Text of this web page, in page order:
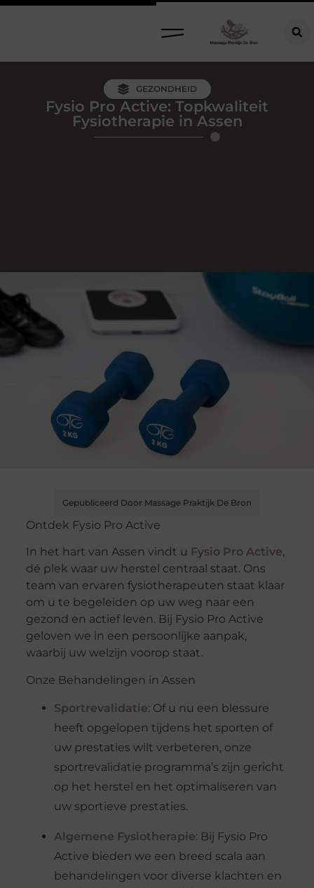
GEZONDHEID
Fysio Pro Active: Topkwaliteit
Fysiotherapie in Assen
Gepubliceerd Door Massage Praktijk De Bron
Ontdek Fysio Pro Active
In het hart van Assen vindt u Fysio Pro Active,
dé plek waar uw herstel centraal staat. Ons
team van ervaren fysiotherapeuten staat klaar
om u te begeleiden op uw weg naar een
gezond en actief leven. Bij Fysio Pro Active
geloven we in een persoonlijke aanpak,
waarbij uw welzijn voorop staat.
Onze Behandelingen in Assen
Sportrevalidatie: Of u nu een blessure
heeft opgelopen tijdens het sporten of
uw prestaties wilt verbeteren, onze
sportrevalidatie programma’s zijn gericht
op het herstel en het optimaliseren van
uw sportieve prestaties.
Algemene Fysiotherapie: Bij Fysio Pro
Active bieden we een breed scala aan
behandelingen voor diverse klachten en